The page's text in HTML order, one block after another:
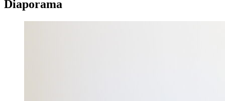
Diaporama